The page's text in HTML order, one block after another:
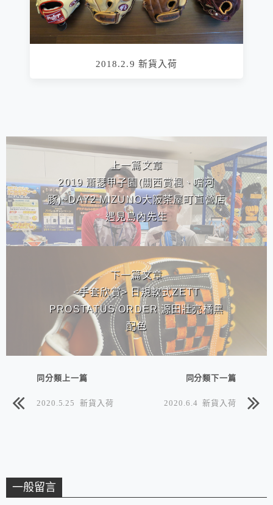
2018.2.9 新貨入荷
相連文章
上一篇文章
2019 蕭瑟甲子園(關西賞楓、嚐河
豚)~DAY2 MIZUNO大阪茶屋町直營店
遇見島內先生
下一篇文章
<手套欣賞> 日規軟式ZETT
PROSTATUS ORDER 源田壯亮橘黑
配色
同分類上一篇
2020.5.25 新貨入荷
同分類下一篇
2020.6.4 新貨入荷
一般留言